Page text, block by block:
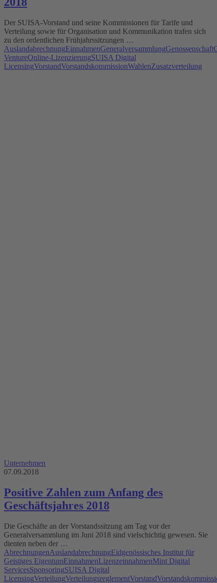
Der SUISA-Vorstand und seine Kommissionen für Tarife und
Verteilung sowie für Organisation und Kommunikation trafen sich
zu den ordentlichen Frühjahrssitzungen …
AuslandabrechnungEinnahmenGeneralversammlungGenossenschaft
VentureOnline-LizenzierungSUISA Digital
LicensingVorstandVorstandskommissionWahlenZusatzverteilung
Unternehmen
07.09.2018
Positive Zahlen zum Anfang des
Geschäftsjahres 2018
Die Geschäfte an der Vorstandssitzung am Tag vor der
Generalversammlung im Juni 2018 sind vielschichtig gewesen. Sie
dienten neben der …
AbrechnungenAuslandabrechnungEidgenössisches Institut für
Geistiges EigentumEinnahmenLizenzeinnahmenMint Digital
ServicesSponsoringSUISA Digital
LicensingVerteilungVerteilungsreglementVorstand